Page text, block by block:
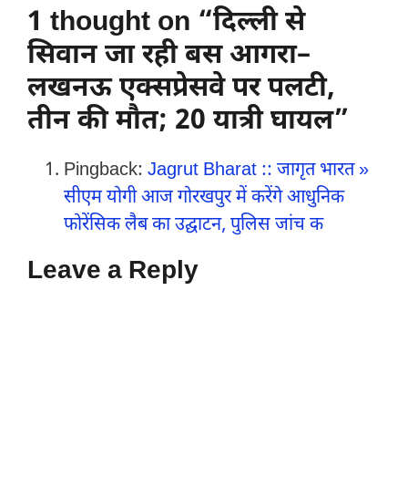
1 thought on “दिल्ली से
सिवान जा रही बस आगरा–
लखनऊ एक्सप्रेसवे पर पलटी,
तीन की मौत; 20 यात्री घायल”
Pingback: Jagrut Bharat :: जागृत भारत »
सीएम योगी आज गोरखपुर में करेंगे आधुनिक
फोरेंसिक लैब का उद्घाटन, पुलिस जांच क
Leave a Reply